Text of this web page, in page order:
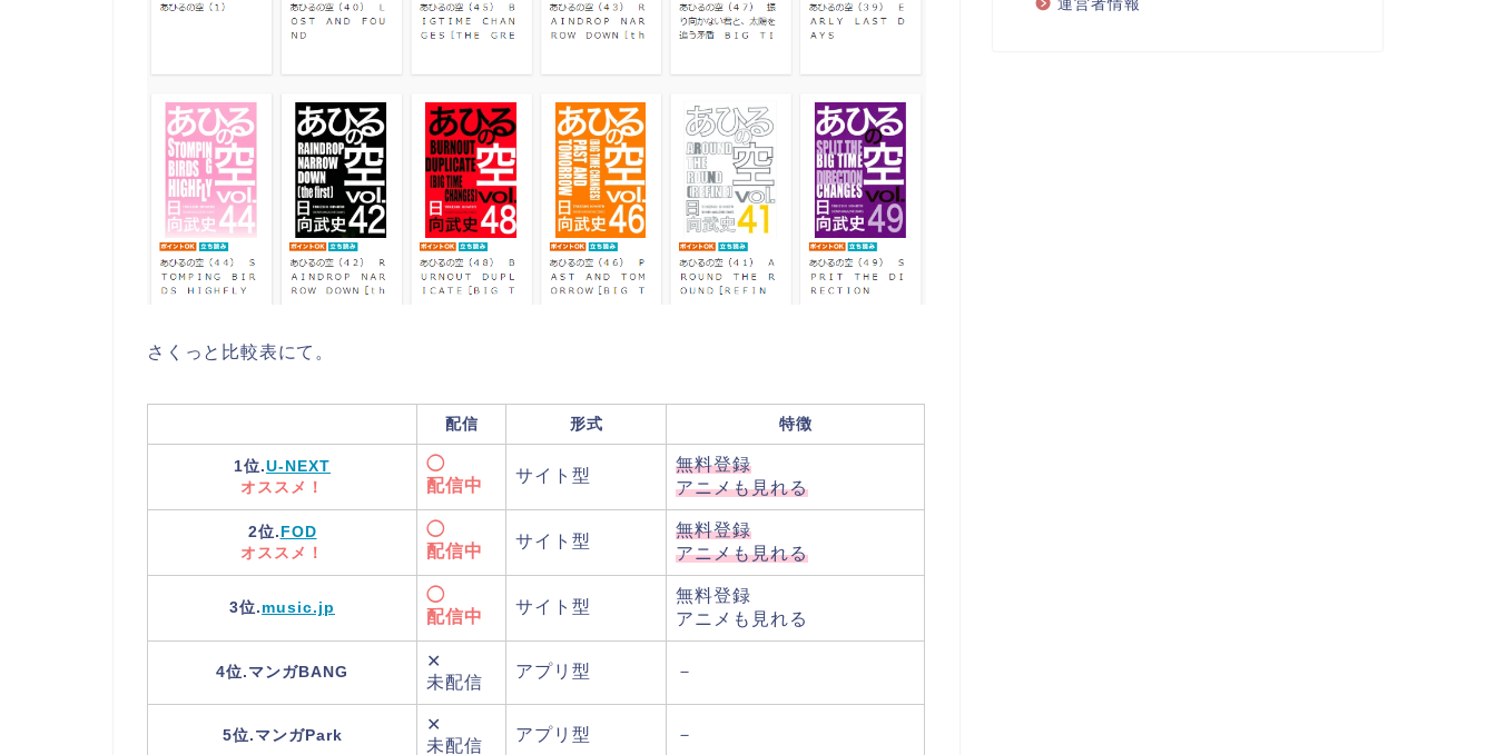
さくっと比較表にて。
配信 形式 特徴
1位.U-NEXT
オススメ！
◯
配信中
サイト型
無料登録
アニメも見れる
2位.FOD
オススメ！
◯
配信中
サイト型
無料登録
アニメも見れる
3位.music.jp
◯
配信中
サイト型
無料登録
アニメも見れる
4位.マンガBANG
✕
未配信
アプリ型 －
5位.マンガPark
✕
未配信
アプリ型 －
運営者情報